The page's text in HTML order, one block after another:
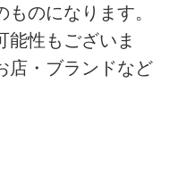
のになります。
能性もございま
店・ブランドなど